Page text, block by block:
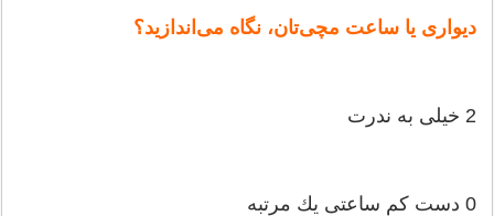
دیواری‌ یا ساعت‌ مچی‌تان‌، نگاه‌ می‌اندازید؟
2 خیلی‌ به‌ ندرت‌
0 دست‌ كم‌ ساعتی‌ یك‌ مرتبه‌